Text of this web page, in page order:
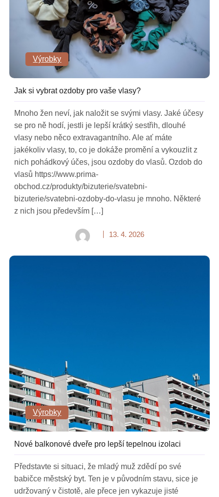
Výrobky
Jak si vybrat ozdoby pro vaše vlasy?
Mnoho žen neví, jak naložit se svými vlasy. Jaké účesy
se pro ně hodí, jestli je lepší krátký sestřih, dlouhé
vlasy nebo něco extravagantního. Ale ať máte
jakékoliv vlasy, to, co je dokáže promění a vykouzlit z
nich pohádkový účes, jsou ozdoby do vlasů. Ozdob do
vlasů https://www.prima-
obchod.cz/produkty/bizuterie/svatebni-
bizuterie/svatebni-ozdoby-do-vlasu je mnoho. Některé
z nich jsou především […]
13. 4. 2026
Výrobky
Nové balkonové dveře pro lepší tepelnou izolaci
Představte si situaci, že mladý muž zdědí po své
babičce městský byt. Ten je v původním stavu, sice je
udržovaný v čistotě, ale přece jen vykazuje jisté